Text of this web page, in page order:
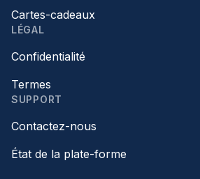
Cartes-cadeaux
LÉGAL
Confidentialité
Termes
SUPPORT
Contactez-nous
État de la plate-forme